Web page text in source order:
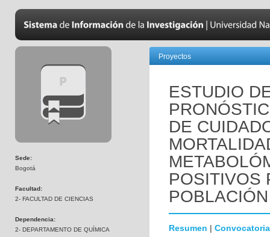
Sede:
Bogotá
Facultad:
2- FACULTAD DE CIENCIAS
Dependencia:
2- DEPARTAMENTO DE QUÍMICA
Proyectos
ESTUDIO
DE
POSITIVOS
Resumen | Convocatoria